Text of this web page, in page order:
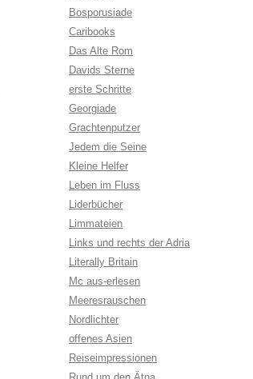
Bosporusiade
Caribooks
Das Alte Rom
Davids Sterne
erste Schritte
Georgiade
Grachtenputzer
Jedem die Seine
Kleine Helfer
Leben im Fluss
Liderbücher
Limmateien
Links und rechts der Adria
Literally Britain
Mc aus-erlesen
Meeresrauschen
Nordlichter
offenes Asien
Reiseimpressionen